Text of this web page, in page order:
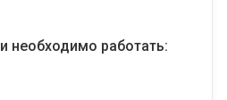
необходимо работать: